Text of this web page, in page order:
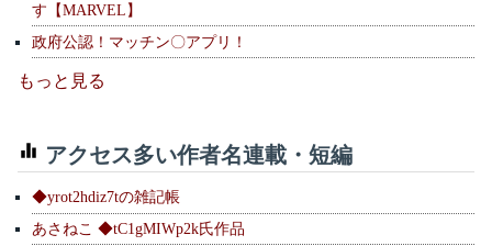
す【MARVEL】
政府公認！マッチン〇アプリ！
もっと見る
アクセス多い作者名連載・短編
◆yrot2hdiz7tの雑記帳
あさねこ ◆tC1gMIWp2k氏作品